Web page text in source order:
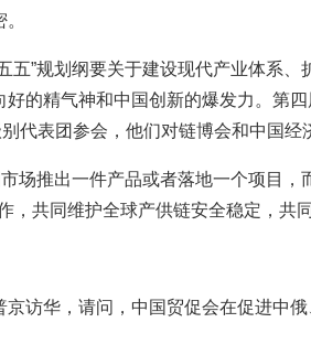
”规划纲要关于建设现代产业体系
的精气神和中国创新的爆发力。第
代表团参会，他们对链博会和中国经
场推出一件产品或者落地一个项目
共同维护全球产供链安全稳定，共
访华，请问，中国贸促会在促进中